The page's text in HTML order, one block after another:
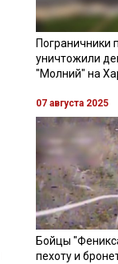
Пограничники
уничтожили
"Молний" на
07 августа 2025
Бойцы
пехоту и